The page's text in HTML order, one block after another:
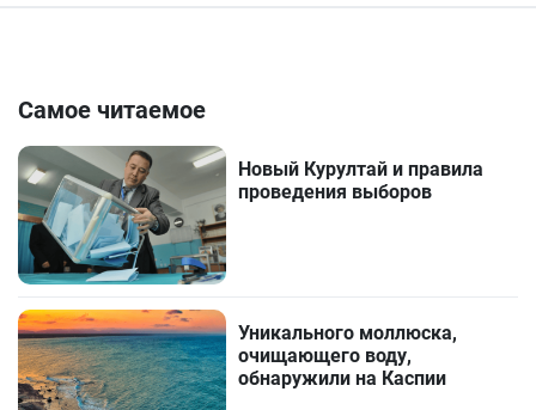
Самое читаемое
Новый Курултай и правила
проведения выборов
Уникального моллюска,
очищающего воду,
обнаружили на Каспии